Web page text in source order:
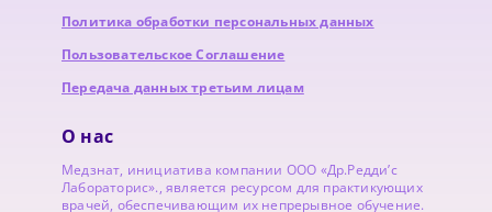
Политика обработки персональных данных
Пользовательское Соглашение
Передача данных третьим лицам
О нас
Медзнат, инициатива компании ООО «Др.Редди’с
Лабораторис»., является ресурсом для практикующих
врачей, обеспечивающим их непрерывное обучение.